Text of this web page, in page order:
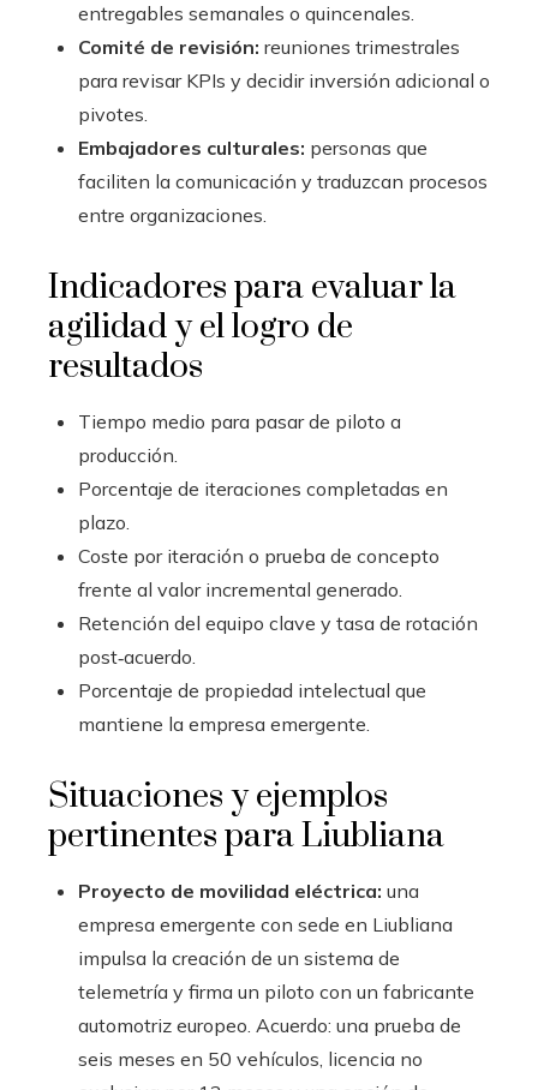
entregables semanales o quincenales.
Comité de revisión: reuniones trimestrales
para revisar KPIs y decidir inversión adicional o
pivotes.
Embajadores culturales: personas que
faciliten la comunicación y traduzcan procesos
entre organizaciones.
Indicadores para evaluar la
agilidad y el logro de
resultados
Tiempo medio para pasar de piloto a
producción.
Porcentaje de iteraciones completadas en
plazo.
Coste por iteración o prueba de concepto
frente al valor incremental generado.
Retención del equipo clave y tasa de rotación
post‑acuerdo.
Porcentaje de propiedad intelectual que
mantiene la empresa emergente.
Situaciones y ejemplos
pertinentes para Liubliana
Proyecto de movilidad eléctrica: una
empresa emergente con sede en Liubliana
impulsa la creación de un sistema de
telemetría y firma un piloto con un fabricante
automotriz europeo. Acuerdo: una prueba de
seis meses en 50 vehículos, licencia no